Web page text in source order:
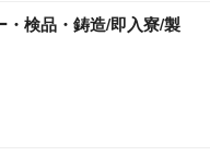
・検品・鋳造/即入寮/製